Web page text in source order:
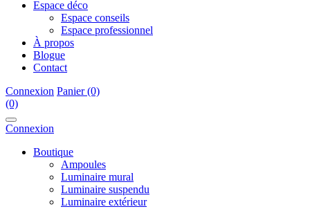
Espace déco
Espace conseils
Espace professionnel
À propos
Blogue
Contact
Connexion Panier (0)
(0)
Connexion
Boutique
Ampoules
Luminaire mural
Luminaire suspendu
Luminaire extérieur